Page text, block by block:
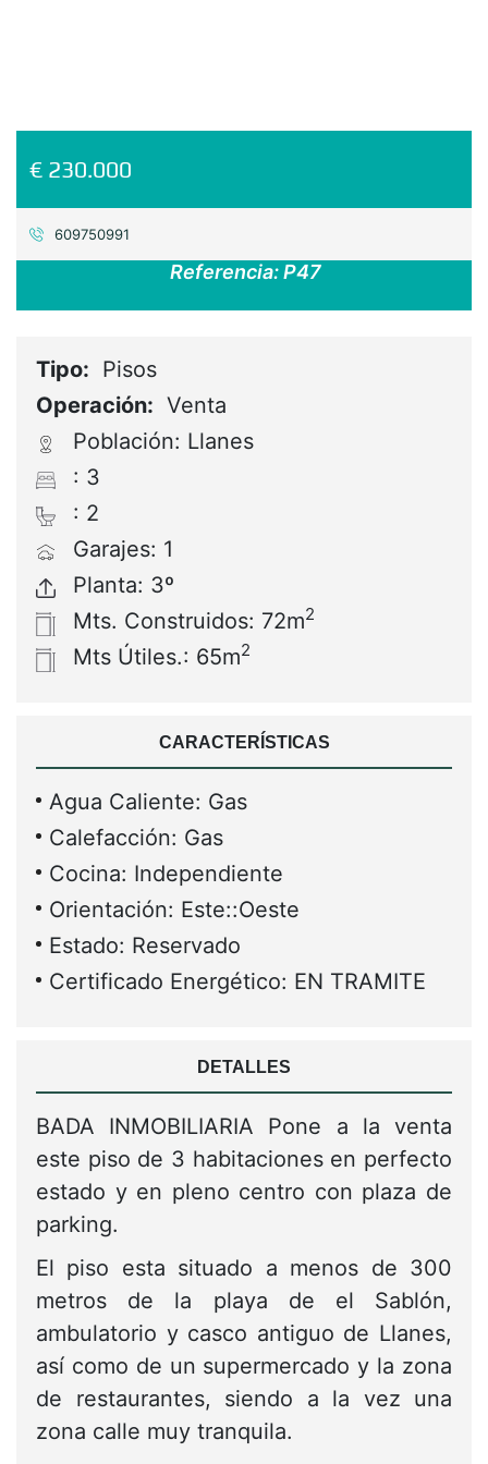
€ 230.000
609750991
Referencia: P47
Tipo: Pisos
Operación: Venta
Población: Llanes
: 3
: 2
Garajes: 1
Planta: 3º
Mts. Construidos: 72m2
Mts Útiles.: 65m2
CARACTERÍSTICAS
Agua Caliente: Gas
Calefacción: Gas
Cocina: Independiente
Orientación: Este::Oeste
Estado: Reservado
Certificado Energético: EN TRAMITE
DETALLES
BADA INMOBILIARIA Pone a la venta
este piso de 3 habitaciones en perfecto
estado y en pleno centro con plaza de
parking.
El piso esta situado a menos de 300
metros de la playa de el Sablón,
ambulatorio y casco antiguo de Llanes,
así como de un supermercado y la zona
de restaurantes, siendo a la vez una
zona calle muy tranquila.